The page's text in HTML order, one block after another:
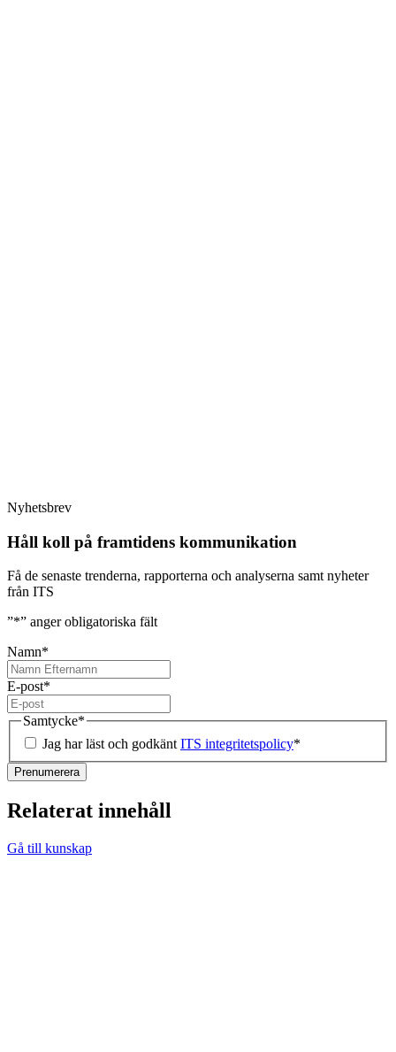
Nyhetsbrev
Håll koll på framtidens kommunikation
Få de senaste trenderna, rapporterna och analyserna samt nyheter
från ITS
”*” anger obligatoriska fält
Namn*
E-post*
Samtycke*
Jag har läst och godkänt ITS integritetspolicy*
Relaterat innehåll
Gå till kunskap